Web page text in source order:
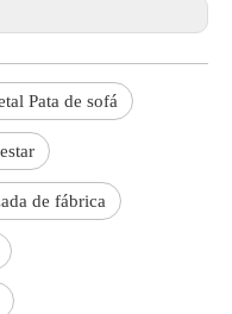
Pata de sofá
de fábrica